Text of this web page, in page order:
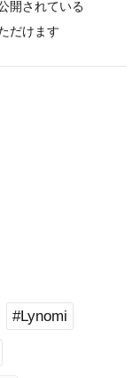
開されている
だけます
#Lynomi